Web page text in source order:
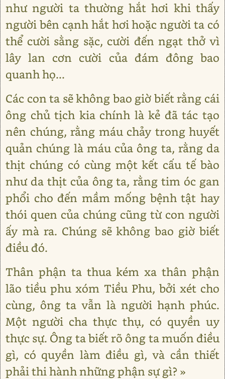
như người ta thường hắt hơi khi thấy
người bên cạnh hắt hơi hoặc người ta có
thể cười sằng sặc, cười đến ngạt thở vì
lây lan cơn cười của đám đông bao
quanh họ...
Các con ta sẽ không bao giờ biết rằng cái
ông chủ tịch kia chính là kẻ đã tác tạo
nên chúng, rằng máu chảy trong huyết
quản chúng là máu của ông ta, rằng da
thịt chúng có cùng một kết cấu tế bào
như da thịt của ông ta, rằng tim óc gan
phổi cho đến mầm mống bệnh tật hay
thói quen của chúng cũng từ con người
ấy mà ra. Chúng sẽ không bao giờ biết
điều đó.
Thân phận ta thua kém xa thân phận
lão tiều phu xóm Tiều Phu, bởi xét cho
cùng, ông ta vẫn là người hạnh phúc.
Một người cha thực thụ, có quyền uy
thực sự. Ông ta biết rõ ông ta muốn điều
gì, có quyền làm điều gì, và cần thiết
phải thi hành những phận sự gì? »